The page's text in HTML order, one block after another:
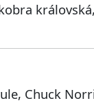
Chuck